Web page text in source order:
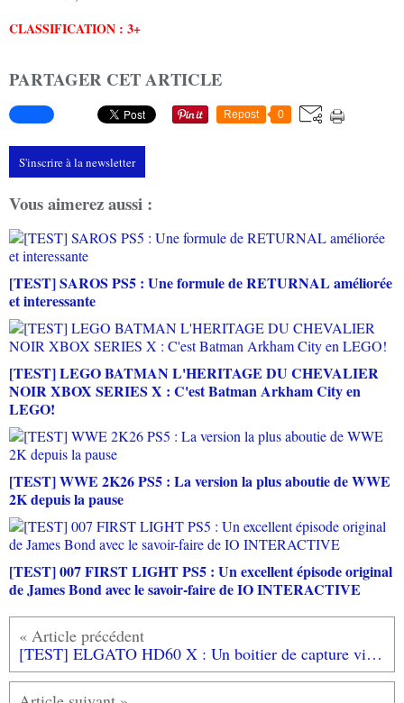
CLASSIFICATION : 3+
PARTAGER CET ARTICLE
Repost 0
S'inscrire à la newsletter
Vous aimerez aussi :
[TEST] SAROS PS5 : Une formule de RETURNAL améliorée
et interessante
[TEST] LEGO BATMAN L'HERITAGE DU CHEVALIER
NOIR XBOX SERIES X : C'est Batman Arkham City en
LEGO!
[TEST] WWE 2K26 PS5 : La version la plus aboutie de WWE
2K depuis la pause
[TEST] 007 FIRST LIGHT PS5 : Un excellent épisode original
de James Bond avec le savoir-faire de IO INTERACTIVE
[TEST] ELGATO HD60 X : Un boitier de capture vidéo simple d'utilisation et adapté aux nouvelles consoles